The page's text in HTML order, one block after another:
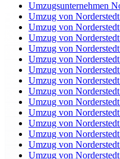
Umzugsunternehmen
Umzug von
Umzug von
Umzug von
Umzug von
Umzug von
Umzug von
Umzug von
Umzug von
Umzug von
Umzug von Norderstedt
Umzug von
Umzug von
Umzug von
Umzug von